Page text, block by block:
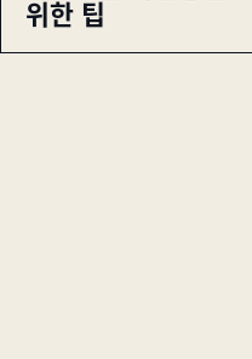
위한 팁